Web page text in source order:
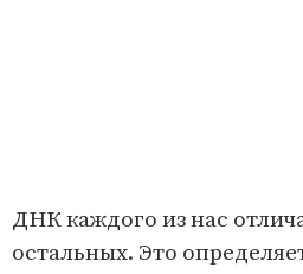
ДНК каждого из нас
остальных. Это